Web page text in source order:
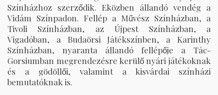
Színházhoz szerződik. Eközben állandó vendég a
Vidám Színpadon. Fellép a Művész Színházban, a
Tivoli Színházban, az Újpest Színházban, a
Vigadóban, a Budaörsi Játékszínben, a Karinthy
Színházban, nyaranta állandó fellépője a Tác-
Gorsiumban megrendezésre kerülő nyári játékoknak
és a gödöllői, valamint a kisvárdai színházi
bemutatóknak is.